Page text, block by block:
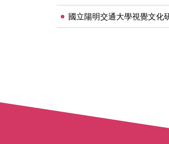
國立陽明交通大學視覺文化